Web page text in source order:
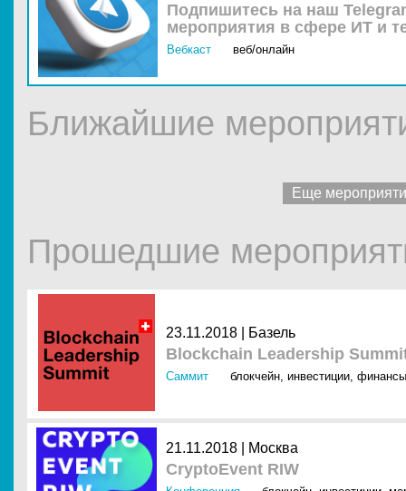
Подпишитесь на наш
мероприятия в сфере ИТ и
Вебкаст веб/онлайн
Ближайшие
Еще
Прошедшие
23.11.2018 | Базель
Blockchain Leadership
Саммит блокчейн, инвестиции, финансы
21.11.2018 | Москва
CryptoEvent RIW